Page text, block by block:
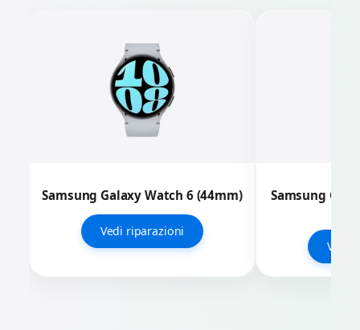
Samsung Galaxy Watch 6 (44mm)
Vedi riparazioni
Samsung
Vedi